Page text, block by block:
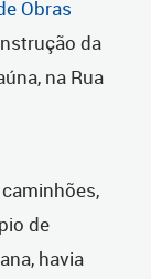
Obras
da
na Rua
de
havia